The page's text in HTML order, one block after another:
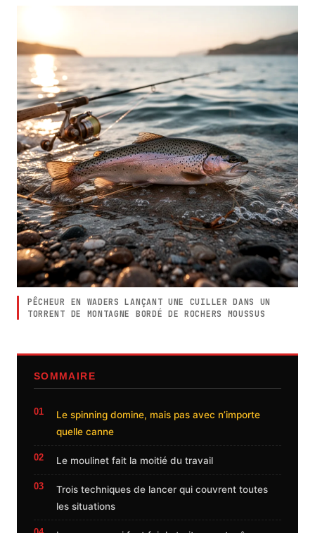
PÊCHEUR EN WADERS LANÇANT UNE CUILLER DANS UN
TORRENT DE MONTAGNE BORDÉ DE ROCHERS MOUSSUS
SOMMAIRE
Le spinning domine, mais pas avec n’importe
quelle canne
Le moulinet fait la moitié du travail
Trois techniques de lancer qui couvrent toutes
les situations